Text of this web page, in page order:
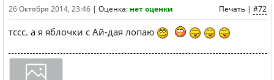
Печать | #72
26 Октября 2014, 23:46 | Оценка: нет оценки
тссс. а я яблочки с Ай-дая лопаю